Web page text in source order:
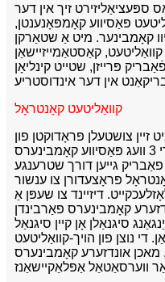
ספּעציאַליזירט זיך אין דער
פּאַסיווע קאָמפּאָנענטן,
3 וועג פּאַסיוו קאָמבינער. מיט אַ שטאַרקן
קאַסטאַמייזיישאַן
פּרייזן, שטייט קינליאָן
קוואַליטעט קאָנטראָל
זיין צושטעלן פּראָדוקטן פון
אויסערגעוויינלעכער קוואַליטעט. די 3 וועג פּאַסיווע קאָמבינערס
פאַבריק גייען דורך שטרענגע
פּראָצעדורן צו ענשור
דיזיינד צו שעפּן אַ
קאָמבינערס פאַרבינדן
סיגנאַלן אָן קיין סיגנאַל
נוצן פון הויך-קוואַליטעט
מאכן אונדזערע קאָמבינערס